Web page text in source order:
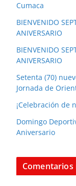
Cumaca
BIENVENIDO
ANIVERSARIO
BIENVENIDO
ANIVERSARIO
Setenta (70)
Jornada de
¡Celebración de
Domingo
Aniversario
Comentarios